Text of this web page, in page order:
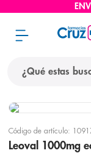
Código de artículo:
Leoval 1000mg
términos